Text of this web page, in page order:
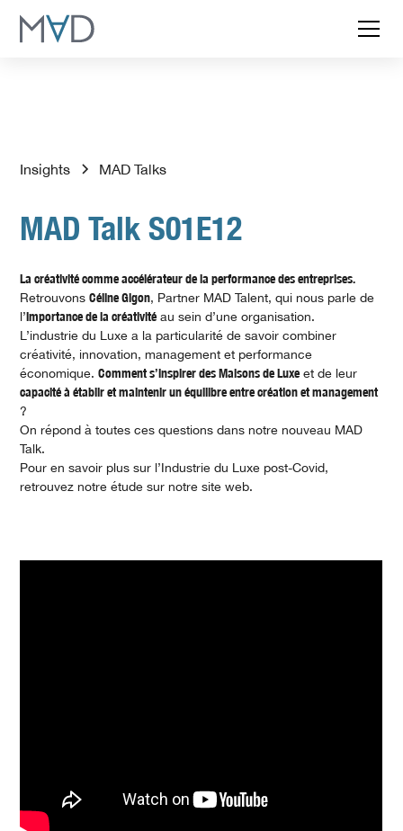
Insights MAD Talks
MAD Talk S01E12
La créativité comme accélérateur de la performance des entreprises.
RetrouvonsCéline Gigon, Partner MAD Talent, qui nous parle de
l’importance de la créativitéau sein d’une organisation.
L’industrie du Luxe a la particularité de savoir combiner
créativité, innovation, management et performance
économique.Comment s’inspirer des Maisons de Luxeet de leur
capacité à établir et maintenir un équilibre entre création et management
?
On répond à toutes ces questions dans notre nouveau MAD
Talk.
Pour en savoir plus sur l’Industrie du Luxe post-Covid,
retrouvez notre étude sur notre site web.